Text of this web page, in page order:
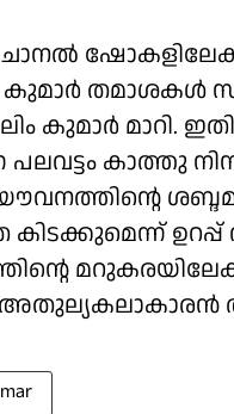
കുമാർ തമാശകൾ
കുമാർ മാറി.
പലവട്ടം കാത്തു
കിടക്കുമെന്ന്